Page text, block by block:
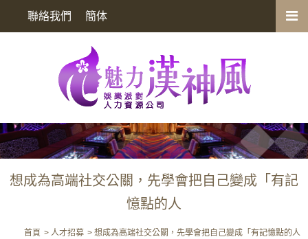
聯絡我們 簡体
想成為高端社交公關，先學會把自己變成「有記
憶點的人
首頁 人才招募 想成為高端社交公關，先學會把自己變成「有記憶點的人